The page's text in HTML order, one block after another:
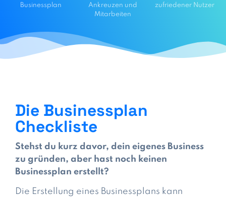
Businessplan
Ankreuzen und
Mitarbeiten
zufriedener Nutzer
Die Businessplan
Checkliste
Stehst du kurz davor, dein eigenes Business
zu gründen, aber hast noch keinen
Businessplan erstellt?
Die Erstellung eines Businessplans kann